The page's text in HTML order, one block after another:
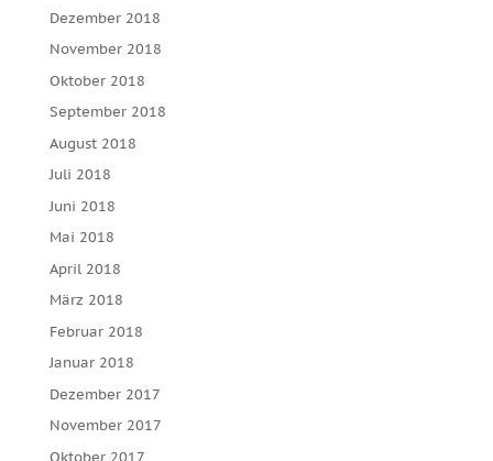
Dezember 2018
November 2018
Oktober 2018
September 2018
August 2018
Juli 2018
Juni 2018
Mai 2018
April 2018
März 2018
Februar 2018
Januar 2018
Dezember 2017
November 2017
Oktober 2017